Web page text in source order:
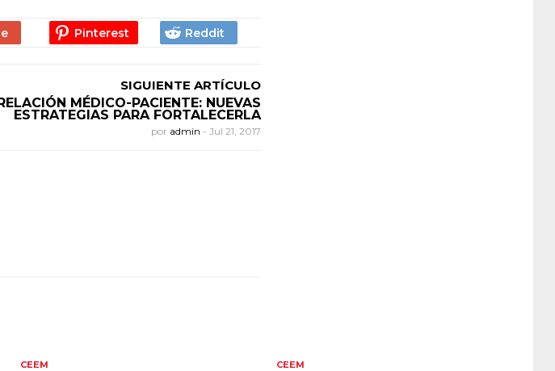
SIGUIENTE ARTÍCULO
MÉDICO-PACIENTE: NUEVAS
ESTRATEGIAS PARA FORTALECERLA
por admin - Jul 21, 2017
CEEM CEEM